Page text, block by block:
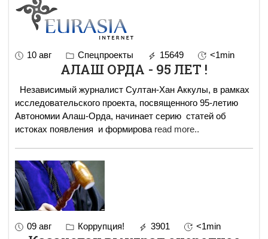
10 авг Спецпроекты 15649 <1min
АЛАШ ОРДА - 95 ЛЕТ !
Независимый журналист Султан-Хан Аккулы, в рамках
исследовательского проекта, посвященного 95-летию
Автономии Алаш-Орда, начинает серию статей об
истоках появления и формирова read more..
09 авг Коррупция! 3901 <1min